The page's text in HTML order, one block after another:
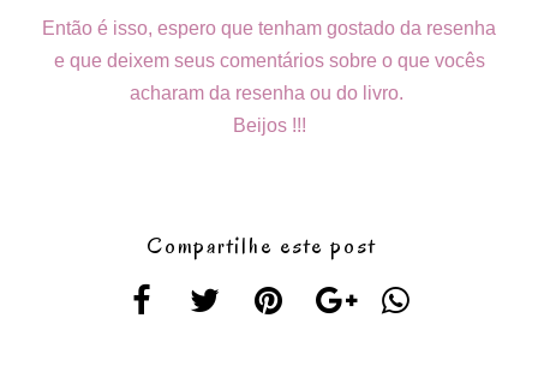
Então é isso, espero que tenham gostado da resenha
e que deixem seus comentários sobre o que vocês
acharam da resenha ou do livro.
Beijos !!!
Compartilhe este post